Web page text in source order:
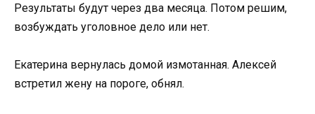
Результаты будут через два месяца. Потом решим,
возбуждать уголовное дело или нет.
Екатерина вернулась домой измотанная. Алексей
встретил жену на пороге, обнял.